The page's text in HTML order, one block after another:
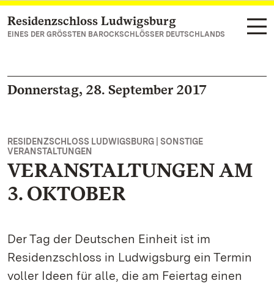
Zum Hauptinhalt springen
Residenzschloss Ludwigsburg
EINES DER GRÖSSTEN BAROCKSCHLÖSSER DEUTSCHLANDS
Donnerstag, 28. September 2017
RESIDENZSCHLOSS LUDWIGSBURG | SONSTIGE
VERANSTALTUNGEN
VERANSTALTUNGEN AM
3. OKTOBER
Der Tag der Deutschen Einheit ist im
Residenzschloss in Ludwigsburg ein Termin
voller Ideen für alle, die am Feiertag einen